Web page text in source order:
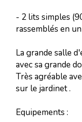
- 2 lits simples
rassemblés en
La grande salle
avec sa grande
Très agréable
sur le jardinet .
Equipements :